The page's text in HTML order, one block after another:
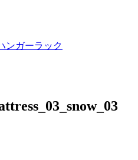
ンガーラック